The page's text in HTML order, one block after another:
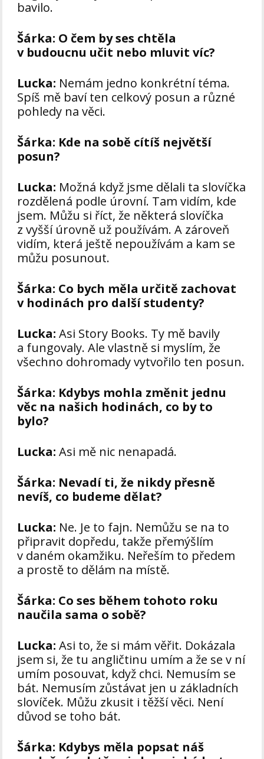
bavilo.
Šárka: O čem by ses chtěla
v budoucnu učit nebo mluvit víc?
Lucka: Nemám jedno konkrétní téma.
Spíš mě baví ten celkový posun a různé
pohledy na věci.
Šárka: Kde na sobě cítíš největší
posun?
Lucka: Možná když jsme dělali ta slovíčka
rozdělená podle úrovní. Tam vidím, kde
jsem. Můžu si říct, že některá slovíčka
z vyšší úrovně už používám. A zároveň
vidím, která ještě nepoužívám a kam se
můžu posunout.
Šárka: Co bych měla určitě zachovat
v hodinách pro další studenty?
Lucka: Asi Story Books. Ty mě bavily
a fungovaly. Ale vlastně si myslím, že
všechno dohromady vytvořilo ten posun.
Šárka: Kdybys mohla změnit jednu
věc na našich hodinách, co by to
bylo?
Lucka: Asi mě nic nenapadá.
Šárka: Nevadí ti, že nikdy přesně
nevíš, co budeme dělat?
Lucka: Ne. Je to fajn. Nemůžu se na to
připravit dopředu, takže přemýšlím
v daném okamžiku. Neřeším to předem
a prostě to dělám na místě.
Šárka: Co ses během tohoto roku
naučila sama o sobě?
Lucka: Asi to, že si mám věřit. Dokázala
jsem si, že tu angličtinu umím a že se v ní
umím posouvat, když chci. Nemusím se
bát. Nemusím zůstávat jen u základních
slovíček. Můžu zkusit i těžší věci. Není
důvod se toho bát.
Šárka: Kdybys měla popsat náš